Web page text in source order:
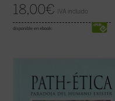
18,00€ IVA incluido
disponible en ebook:
los sufrimientos, los pecados, la muerte,
que no los pusiera en el centro de su
visión
del mundo , sería radicalmente incompleto,
sería falso... La muchedumbre de los